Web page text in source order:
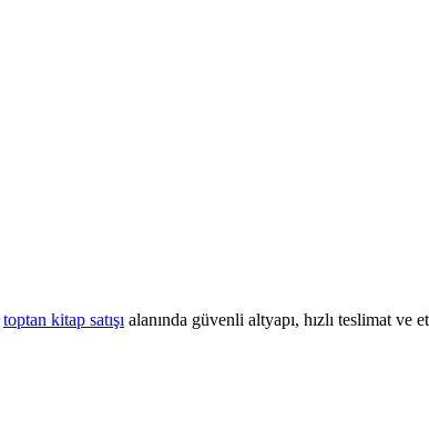
toptan kitap satışı alanında güvenli altyapı, hızlı teslimat ve